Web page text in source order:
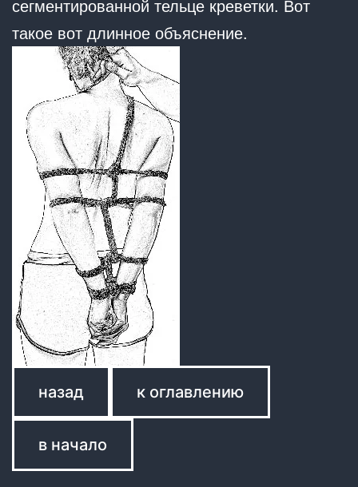
сегментированной тельце креветки. Вот
такое вот длинное объяснение.
назад к оглавлению
в начало